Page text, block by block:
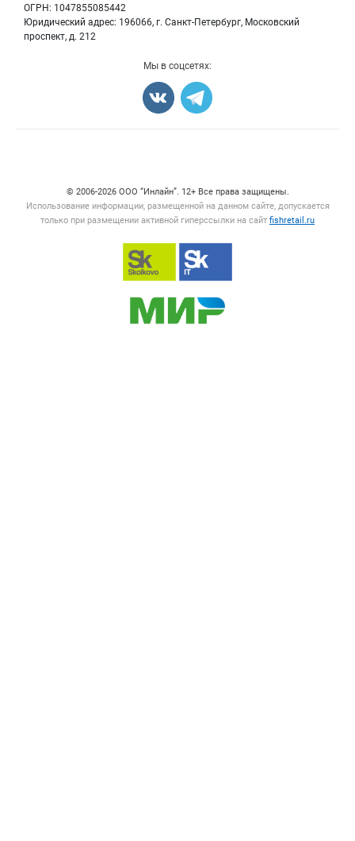
ОГРН: 1047855085442
Юридический адрес: 196066, г. Санкт-Петербург, Московский
проспект, д. 212
Блог
Мы в соцсетях:
© 2006‑2026 ООО “Инлайн”. 12+ Все права защищены.
Использование информации, размещенной на данном сайте, допускается
только при размещении активной гиперссылки на сайт fishretail.ru